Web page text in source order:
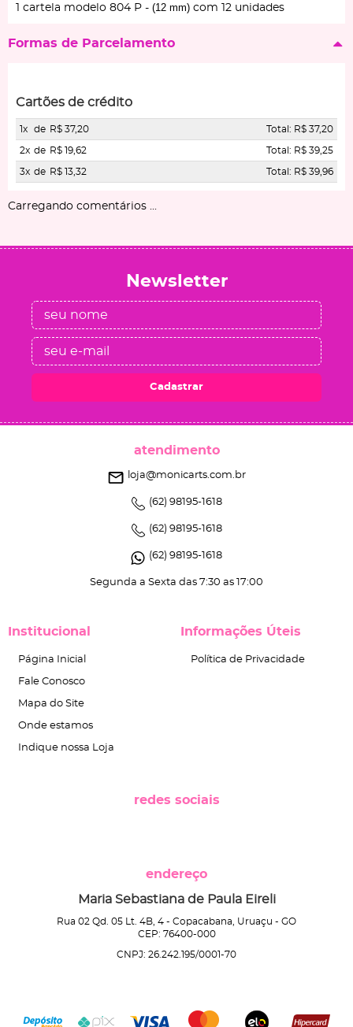
1 cartela modelo 804 P - (12 mm) com 12 unidades
Formas de Parcelamento
Cartões de crédito
1x de R$ 37,20 Total: R$ 37,20
2x de R$ 19,62 Total: R$ 39,25
3x de R$ 13,32 Total: R$ 39,96
Carregando comentários ...
Newsletter
Cadastrar
atendimento
(62) 98195-1618
(62) 98195-1618
(62) 98195-1618
Segunda a Sexta das 7:30 as 17:00
loja@monicarts.com.br
Institucional
Página Inicial
Fale Conosco
Mapa do Site
Onde estamos
Indique nossa Loja
Informações Úteis
Política de Privacidade
redes sociais
endereço
Maria Sebastiana de Paula Eireli
Rua 02 Qd. 05 Lt. 4B, 4 - Copacabana, Uruaçu - GO
CEP: 76400-000
CNPJ: 26.242.195/0001-70